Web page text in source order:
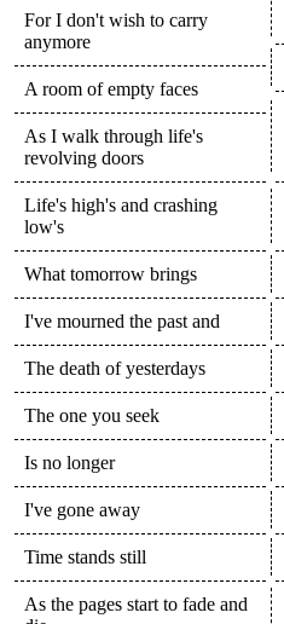
For I don't wish to carry
anymore
A room of empty faces
As I walk through life's
revolving doors
Life's high's and crashing
low's
What tomorrow brings
I've mourned the past and
The death of yesterdays
The one you seek
Is no longer
I've gone away
Time stands still
As the pages start to fade and